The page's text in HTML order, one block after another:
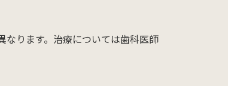
ります。治療については歯科医師